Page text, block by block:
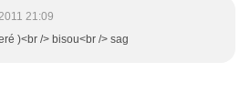
21:09
)<br /> bisou<br /> sag